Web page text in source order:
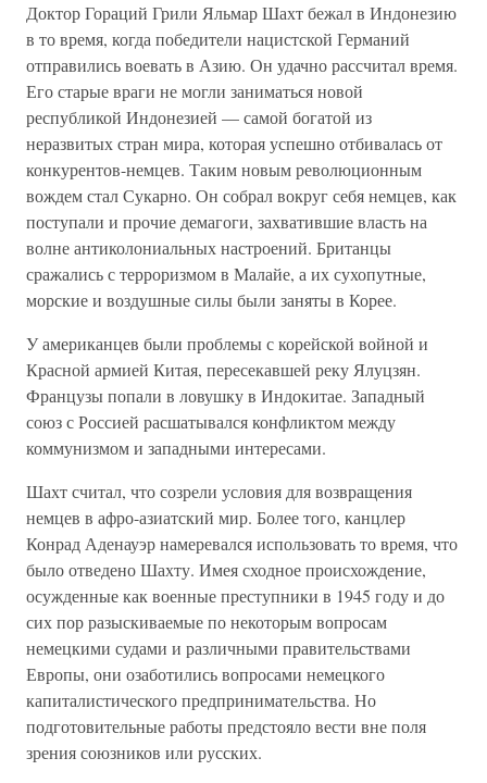
Доктор Гораций Грили Яльмар Шахт бежал в Индонезию
в то время, когда победители нацистской Германий
отправились воевать в Азию. Он удачно рассчитал время.
Его старые враги не могли заниматься новой
республикой Индонезией — самой богатой из
неразвитых стран мира, которая успешно отбивалась от
конкурентов-немцев. Таким новым революционным
вождем стал Сукарно. Он собрал вокруг себя немцев, как
поступали и прочие демагоги, захватившие власть на
волне антиколониальных настроений. Британцы
сражались с терроризмом в Малайе, а их сухопутные,
морские и воздушные силы были заняты в Корее.
У американцев были проблемы с корейской войной и
Красной армией Китая, пересекавшей реку Ялуцзян.
Французы попали в ловушку в Индокитае. Западный
союз с Россией расшатывался конфликтом между
коммунизмом и западными интересами.
Шахт считал, что созрели условия для возвращения
немцев в афро-азиатский мир. Более того, канцлер
Конрад Аденауэр намеревался использовать то время, что
было отведено Шахту. Имея сходное происхождение,
осужденные как военные преступники в 1945 году и до
сих пор разыскиваемые по некоторым вопросам
немецкими судами и различными правительствами
Европы, они озаботились вопросами немецкого
капиталистического предпринимательства. Но
подготовительные работы предстояло вести вне поля
зрения союзников или русских.